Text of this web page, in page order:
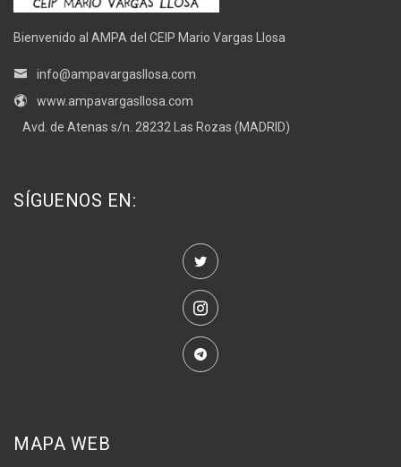
Bienvenido al AMPA del CEIP Mario Vargas Llosa
info@ampavargasllosa.com
www.ampavargasllosa.com
Avd. de Atenas s/n. 28232 Las Rozas (MADRID)
SÍGUENOS EN:
MAPA WEB